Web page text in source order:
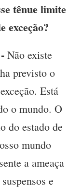
tênue limite
exceção?
-Não existe
previsto o
Está
o mundo. O
do estado de
mundo
a ameaça
e